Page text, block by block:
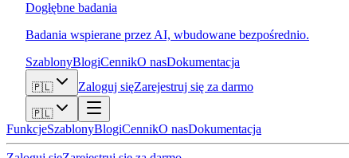
Dogłębne badania
Badania wspierane przez AI, wbudowane bezpośrednio.
SzablonyBlogiCennikO nasDokumentacja
🇵🇱 Zaloguj sięZarejestruj się za darmo
🇵🇱
FunkcjeSzablonyBlogiCennikO nasDokumentacja